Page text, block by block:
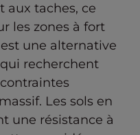
aux taches, ce
les zones à fort
une alternative
recherchent
Les sols en
une résistance à